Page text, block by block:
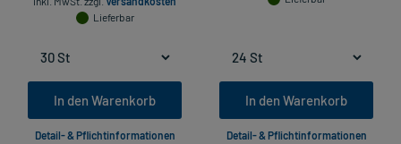
Lieferbar
In den Warenkorb
Detail- & Pflichtinformationen
In den Warenkorb
Detail- & Pflichtinformationen